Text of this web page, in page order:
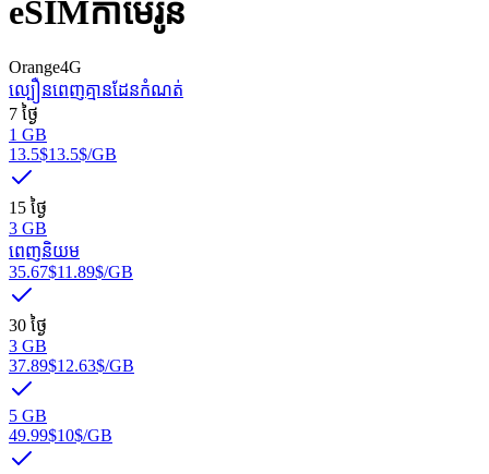
eSIMកាមេរូន
Orange4G
ល្បឿនពេញគ្មានដែនកំណត់
7 ថ្ងៃ
1 GB
13.5$13.5$/GB
15 ថ្ងៃ
3 GB
ពេញនិយម
35.67$11.89$/GB
30 ថ្ងៃ
3 GB
37.89$12.63$/GB
5 GB
49.99$10$/GB